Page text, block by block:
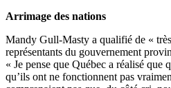
Arrimage des nations
Mandy Gull-Masty a qualifié de «
représentants du gouvernement
« Je pense que Québec a réalisé que
qu’ils ont ne fonctionnent pas